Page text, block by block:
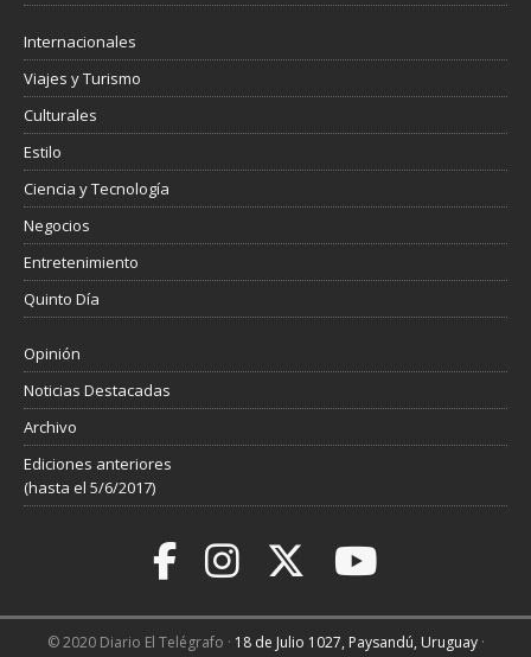
Internacionales
Viajes y Turismo
Culturales
Estilo
Ciencia y Tecnología
Negocios
Entretenimiento
Quinto Día
Opinión
Noticias Destacadas
Archivo
Ediciones anteriores
(hasta el 5/6/2017)
© 2020 Diario El Telégrafo · 18 de Julio 1027, Paysandú, Uruguay·